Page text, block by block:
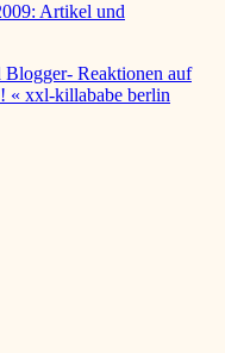
Artikel und
Reaktionen auf
« xxl-killababe berlin